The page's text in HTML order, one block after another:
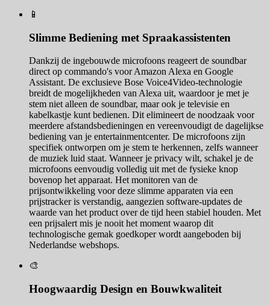
📱
Slimme Bediening met Spraakassistenten
Dankzij de ingebouwde microfoons reageert de soundbar
direct op commando's voor Amazon Alexa en Google
Assistant. De exclusieve Bose Voice4Video-technologie
breidt de mogelijkheden van Alexa uit, waardoor je met je
stem niet alleen de soundbar, maar ook je televisie en
kabelkastje kunt bedienen. Dit elimineert de noodzaak voor
meerdere afstandsbedieningen en vereenvoudigt de dagelijkse
bediening van je entertainmentcenter. De microfoons zijn
specifiek ontworpen om je stem te herkennen, zelfs wanneer
de muziek luid staat. Wanneer je privacy wilt, schakel je de
microfoons eenvoudig volledig uit met de fysieke knop
bovenop het apparaat. Het monitoren van de
prijsontwikkeling voor deze slimme apparaten via een
prijstracker is verstandig, aangezien software-updates de
waarde van het product over de tijd heen stabiel houden. Met
een prijsalert mis je nooit het moment waarop dit
technologische gemak goedkoper wordt aangeboden bij
Nederlandse webshops.
🎨
Hoogwaardig Design en Bouwkwaliteit